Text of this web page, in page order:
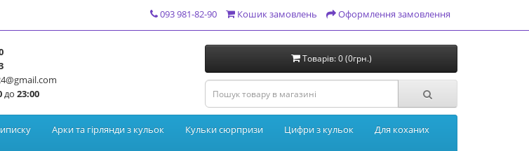
093 981-82-90 Кошик замовлень Оформлення замовлення
до 23:00
Товарів: 0 (0грн.)
Арки та гірлянди з кульок Кульки сюрпризи Цифри з кульок Для коханих